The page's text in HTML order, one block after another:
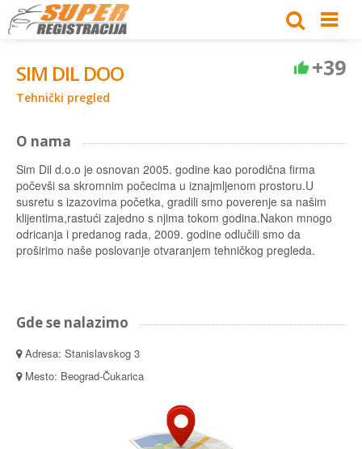
SIM DIL DOO
Tehnički pregled
+39
O nama
Sim Dil d.o.o je osnovan 2005. godine kao porodična firma
počevši sa skromnim počecima u iznajmljenom prostoru.U
susretu s izazovima početka, gradili smo poverenje sa našim
klijentima,rastući zajedno s njima tokom godina.Nakon mnogo
odricanja i predanog rada, 2009. godine odlučili smo da
proširimo naše poslovanje otvaranjem tehničkog pregleda.
Gde se nalazimo
Adresa: Stanislavskog 3
Mesto: Beograd-Čukarica